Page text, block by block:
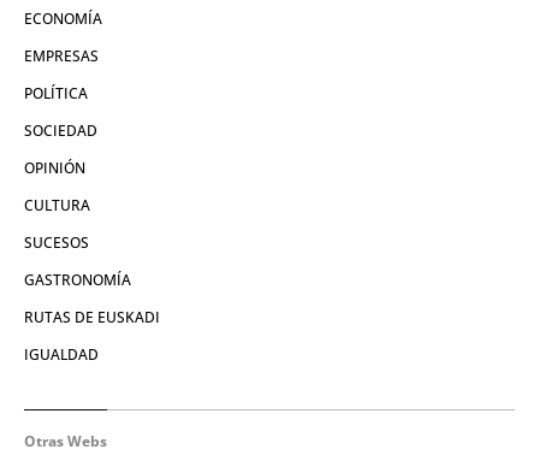
ECONOMÍA
EMPRESAS
POLÍTICA
SOCIEDAD
OPINIÓN
CULTURA
SUCESOS
GASTRONOMÍA
RUTAS DE EUSKADI
IGUALDAD
Otras Webs